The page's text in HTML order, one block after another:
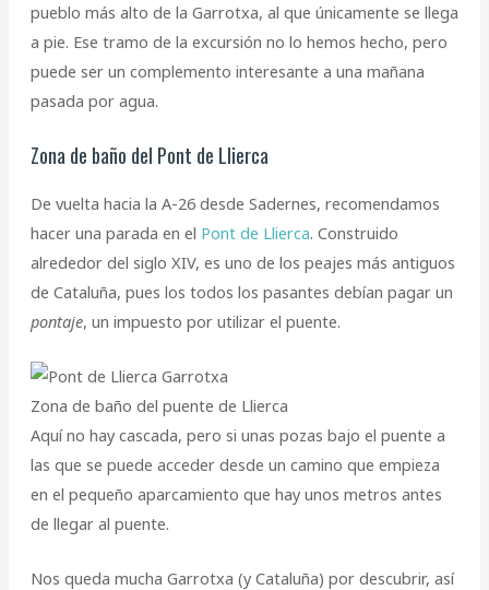
pueblo más alto de la Garrotxa, al que únicamente se llega
a pie. Ese tramo de la excursión no lo hemos hecho, pero
puede ser un complemento interesante a una mañana
pasada por agua.
Zona de baño del Pont de Llierca
De vuelta hacia la A-26 desde Sadernes, recomendamos
hacer una parada en el Pont de Llierca. Construido
alrededor del siglo XIV, es uno de los peajes más antiguos
de Cataluña, pues los todos los pasantes debían pagar un
pontaje, un impuesto por utilizar el puente.
Zona de baño del puente de Llierca
Aquí no hay cascada, pero si unas pozas bajo el puente a
las que se puede acceder desde un camino que empieza
en el pequeño aparcamiento que hay unos metros antes
de llegar al puente.
Nos queda mucha Garrotxa (y Cataluña) por descubrir, así